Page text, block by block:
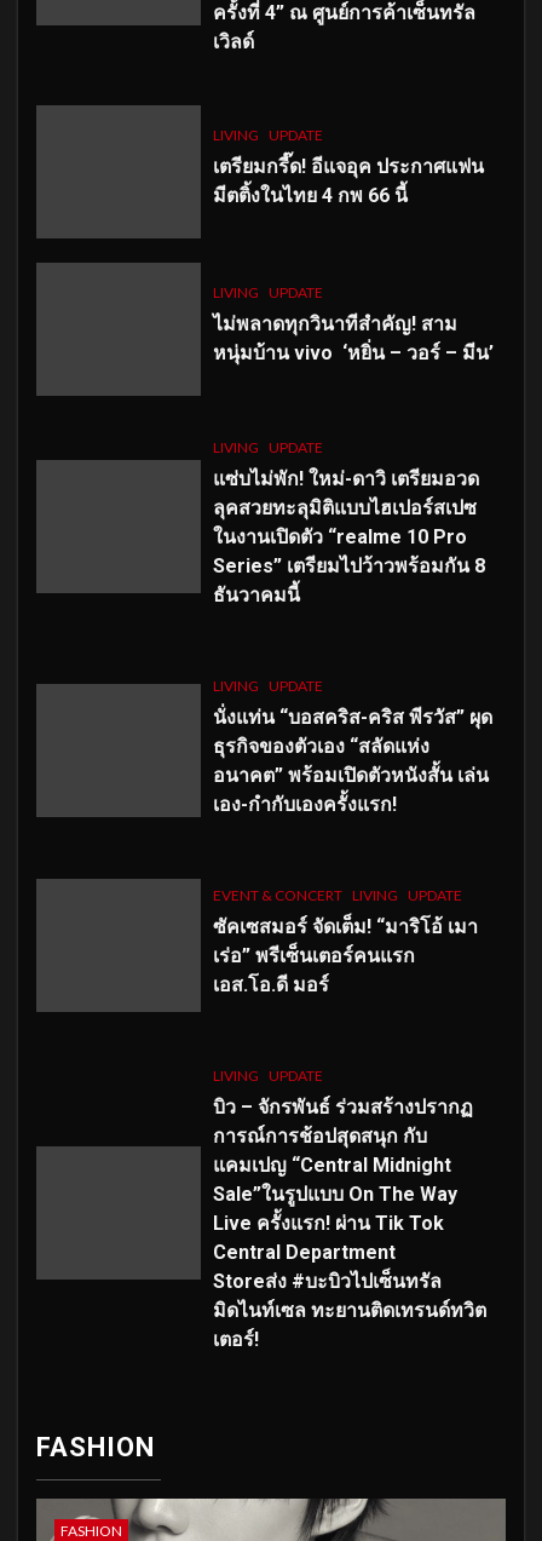
ครั้งที่ 4” ณ ศูนย์การค้าเซ็นทรัล
เวิลด์
LIVING UPDATE
เตรียมกรี๊ด! อีแจอุค ประกาศแฟน
มีตติ้งในไทย 4 กพ 66 นี้
LIVING UPDATE
ไม่พลาดทุกวินาทีสำคัญ! สาม
หนุ่มบ้าน vivo ‘หยิ่น – วอร์ – มีน’
LIVING UPDATE
แซ่บไม่พัก! ใหม่-ดาวิ เตรียมอวด
ลุคสวยทะลุมิติแบบไฮเปอร์สเปซ
ในงานเปิดตัว “realme 10 Pro
Series” เตรียมไปว้าวพร้อมกัน 8
ธันวาคมนี้
LIVING UPDATE
นั่งแท่น “บอสคริส-คริส พีรวัส” ผุด
ธุรกิจของตัวเอง “สลัดแห่ง
อนาคต” พร้อมเปิดตัวหนังสั้น เล่น
เอง-กำกับเองครั้งแรก!
EVENT & CONCERT LIVING UPDATE
ซัคเซสมอร์ จัดเต็ม! “มาริโอ้ เมา
เร่อ” พรีเซ็นเตอร์คนแรก
เอส.โอ.ดี มอร์
LIVING UPDATE
บิว – จักรพันธ์ ร่วมสร้างปรากฏ
การณ์การช้อปสุดสนุก กับ
แคมเปญ “Central Midnight
Sale”ในรูปแบบ On The Way
Live ครั้งแรก! ผ่าน Tik Tok
Central Department
Storeส่ง #บะบิวไปเซ็นทรัล
มิดไนท์เซล ทะยานติดเทรนด์ทวิต
เตอร์!
FASHION
FASHION